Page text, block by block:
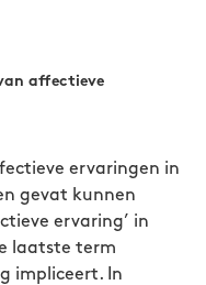
affectieve
ervaringen in
gevat kunnen
ervaring’ in
laatste term
impliceert. In